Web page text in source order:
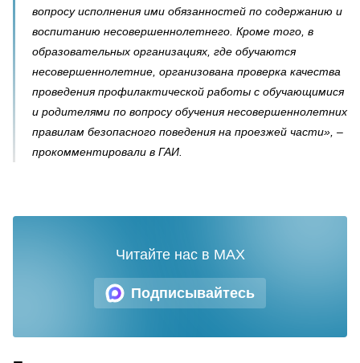
вопросу исполнения ими обязанностей по содержанию и
воспитанию несовершеннолетнего. Кроме того, в
образовательных организациях, где обучаются
несовершеннолетние, организована проверка качества
проведения профилактической работы с обучающимися
и родителями по вопросу обучения несовершеннолетних
правилам безопасного поведения на проезжей части», –
прокомментировали в ГАИ.
Подписывайтесь
Читайте нас в MAX